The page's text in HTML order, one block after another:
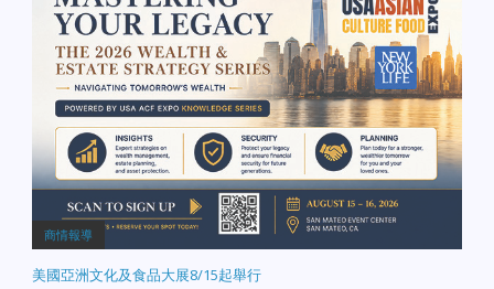
商情報導
美國亞洲文化及食品大展8/15起舉行